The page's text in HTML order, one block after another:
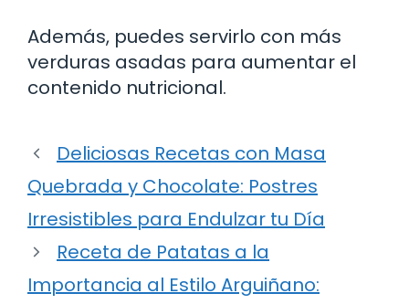
Además, puedes servirlo con más
verduras asadas para aumentar el
contenido nutricional.
Deliciosas Recetas con Masa
Quebrada y Chocolate: Postres
Irresistibles para Endulzar tu Día
Receta de Patatas a la
Importancia al Estilo Arguiñano: